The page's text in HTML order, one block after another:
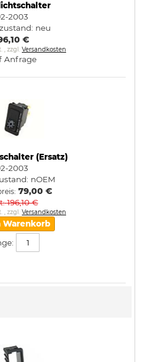
2003
neu
€
, zzgl. Versandkosten
Anfrage
(Ersatz)
2003
nOEM
79,00 €
196,10 €
, zzgl. Versandkosten
Warenkorb